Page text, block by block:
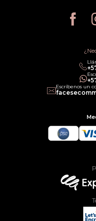
Política de Privacidad
Política de
Política legal de Gift
Escríbenos un